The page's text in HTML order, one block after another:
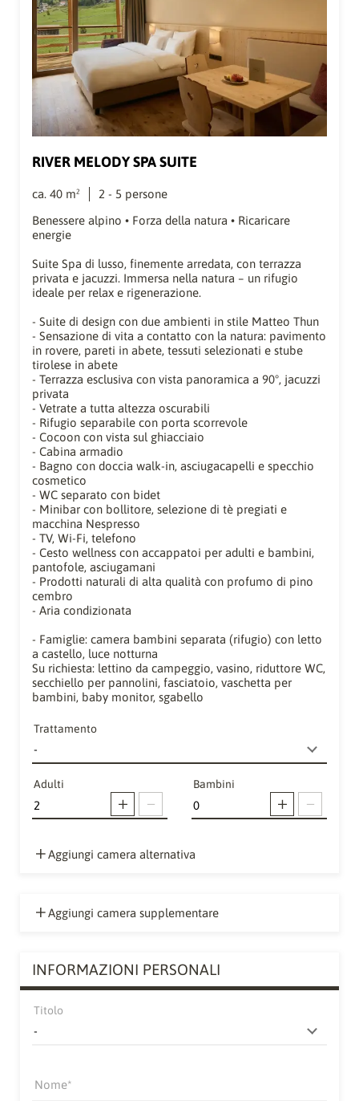
RIVER MELODY SPA SUITE
ca. 40m² 2 - 5 persone
Benessere alpino • Forza della natura • Ricaricare
energie
Suite Spa di lusso, finemente arredata, con terrazza
privata e jacuzzi. Immersa nella natura – un rifugio
ideale per relax e rigenerazione.
- Suite di design con due ambienti in stile Matteo Thun
- Sensazione di vita a contatto con la natura: pavimento
in rovere, pareti in abete, tessuti selezionati e stube
tirolese in abete
- Terrazza esclusiva con vista panoramica a 90°, jacuzzi
privata
- Vetrate a tutta altezza oscurabili
- Rifugio separabile con porta scorrevole
- Cocoon con vista sul ghiacciaio
- Cabina armadio
- Bagno con doccia walk-in, asciugacapelli e specchio
cosmetico
- WC separato con bidet
- Minibar con bollitore, selezione di tè pregiati e
macchina Nespresso
- TV, Wi-Fi, telefono
- Cesto wellness con accappatoi per adulti e bambini,
pantofole, asciugamani
- Prodotti naturali di alta qualità con profumo di pino
cembro
- Aria condizionata
- Famiglie: camera bambini separata (rifugio) con letto
a castello, luce notturna
Su richiesta: lettino da campeggio, vasino, riduttore WC,
secchiello per pannolini, fasciatoio, vaschetta per
bambini, baby monitor, sgabello
Trattamento
Adulti Bambini
Aggiungi camera alternativa
Aggiungi camera supplementare
INFORMAZIONI PERSONALI
Titolo
Nome